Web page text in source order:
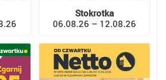
Stokrotka
06.08.26 – 12.08.26